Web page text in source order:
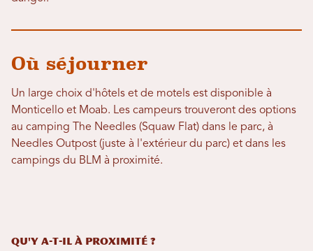
Où séjourner
Un large choix d'hôtels et de motels est disponible à
Monticello et Moab. Les campeurs trouveront des options
au camping The Needles (Squaw Flat) dans le parc, à
Needles Outpost (juste à l'extérieur du parc) et dans les
campings du BLM à proximité.
Qu'y a-t-il à proximité ?